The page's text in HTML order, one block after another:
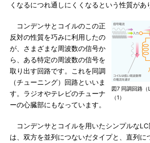
くなるにつれ通しにくくなるという性質があ
図7 同調回路（
（1）
コンデンサとコイルのこの正
反対の性質を巧みに利用したの
が、さまざまな周波数の信号か
ら、ある特定の周波数の信号を
取り出す回路です。これを同調
（チューニング）回路といいま
す。ラジオやテレビのチューナ
ーの心臓部にもなっています。
コンデンサとコイルを用いたシンプルなLC
は、双方を並列につないだタイプと、直列に